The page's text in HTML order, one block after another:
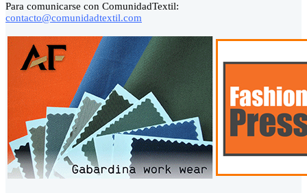
Para comunicarse con ComunidadTextil:
contacto@comunidadtextil.com